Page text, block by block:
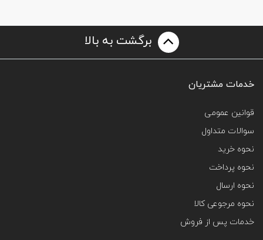
برگشت به بالا
خدمات مشتریان
قوانین عمومی
سوالات متداول
نحوه خرید
نحوه پرداخت
نحوه ارسال
نحوه مرجوعی کالا
خدمات پس از فروش